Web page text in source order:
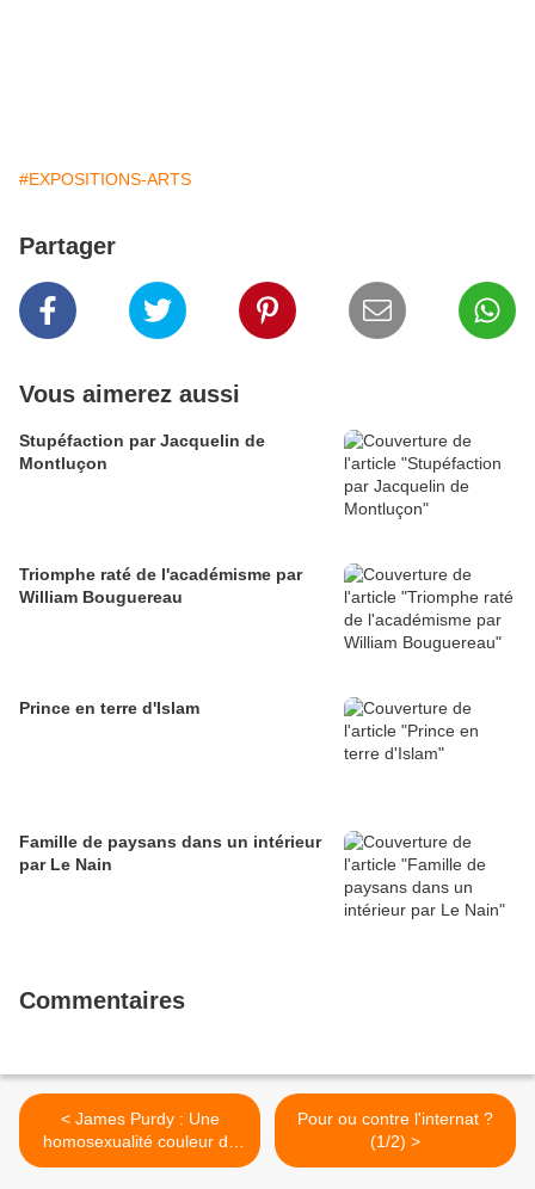
#EXPOSITIONS-ARTS
Partager
Vous aimerez aussi
Stupéfaction par Jacquelin de
Montluçon
Triomphe raté de l'académisme par
William Bouguereau
Prince en terre d'Islam
Famille de paysans dans un intérieur
par Le Nain
Commentaires
< James Purdy : Une
homosexualité couleur de
ténèbres
Pour ou contre l'internat ?
(1/2) >